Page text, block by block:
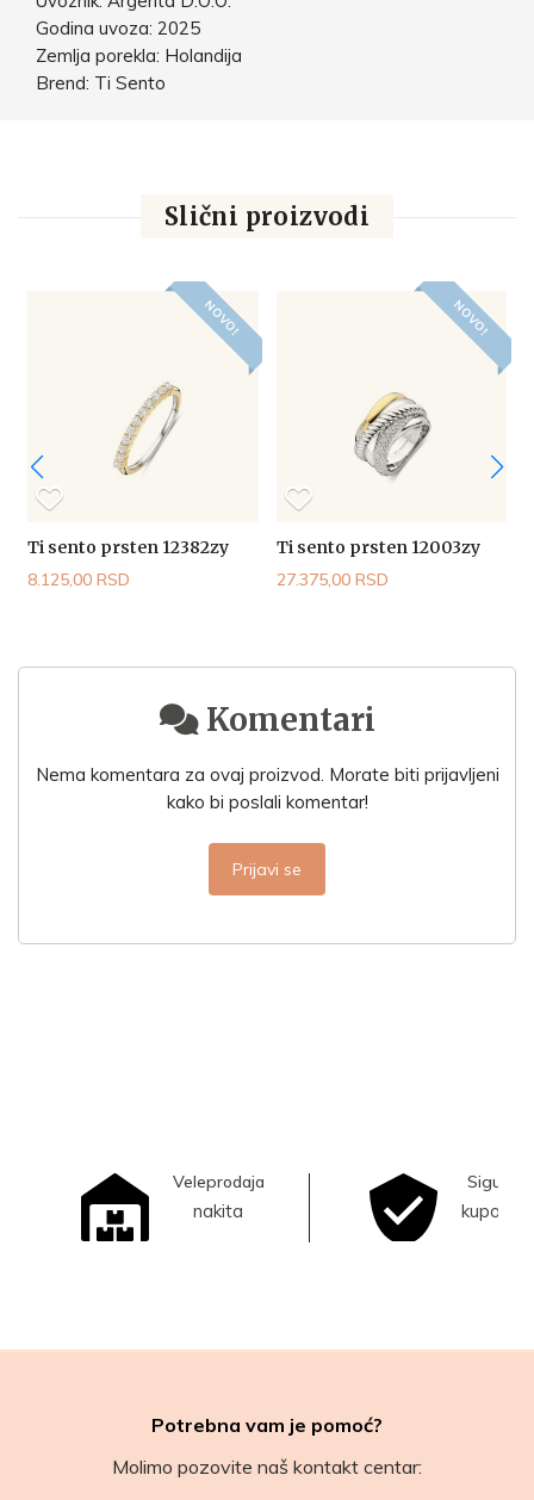
Godina uvoza: 2025
Zemlja porekla: Holandija
Brend: Ti Sento
Slični proizvodi
NOVO!
Ti sento prsten 12382zy
8.125,00 RSD
NOVO!
Ti sento prsten 12003zy
27.375,00 RSD
Komentari
Nema komentara za ovaj proizvod. Morate biti prijavljeni
kako bi poslali komentar!
Prijavi se
Veleprodaja
nakita
Sigurna
kupovina
Potrebna vam je pomoć?
Molimo pozovite naš kontakt centar: